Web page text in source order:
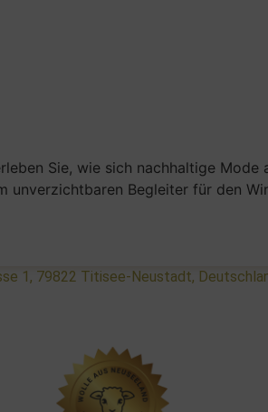
Sie, wie sich nachhaltige
unverzichtbaren Begleiter für den
1, 79822 Titisee-Neustadt,